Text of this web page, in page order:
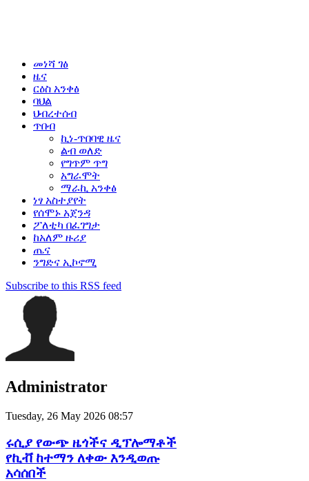
መነሻ ገፅ
ዜና
ርዕስ አንቀፅ
ባህል
ህብረተሰብ
ጥበብ
ኪነ-ጥበባዊ ዜና
ልብ ወለድ
የግጥም ጥግ
አግራሞት
ማራኪ አንቀፅ
ነፃ አስተያየት
የሰሞኑ አጀንዳ
ፖለቲካ በፈገግታ
ከአለም ዙሪያ
ጤና
ንግድና ኢኮኖሚ
Subscribe to this RSS feed
Administrator
Tuesday, 26 May 2026 08:57
ሩሲያ የውጭ ዜጎችና ዲፕሎማቶች
የኪቭ ከተማን ለቀው እንዲወጡ
አሳሰበች